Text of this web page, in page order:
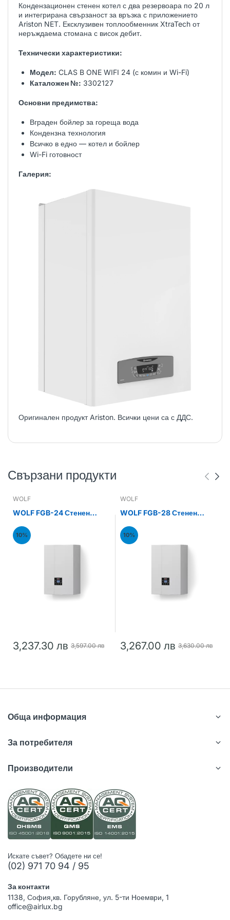
Кондензационен стенен котел с два резервоара по 20 л
и интегрирана свързаност за връзка с приложението
Ariston NET. Ексклузивен топлообменник XtraTech от
неръждаема стомана с висок дебит.
Технически характеристики:
Модел: CLAS B ONE WIFI 24 (с комин и Wi-Fi)
Каталожен №: 3302127
Основни предимства:
Вграден бойлер за гореща вода
Кондензна технология
Всичко в едно — котел и бойлер
Wi-Fi готовност
Галерия:
Оригинален продукт Ariston. Всички цени са с ДДС.
Свързани продукти
WOLF
WOLF FGB-24 Стенен
24kW
10%
3,237.30 лв 3,597.00 лв
WOLF
WOLF FGB-28 Стенен
28kW
10%
3,267.00 лв 3,630.00 лв
Обща информация
За потребителя
Производители
Искате съвет? Обадете ни се!
(02) 971 70 94 / 95
За контакти
1138, София,кв. Горубляне, ул. 5-ти Ноември, 1
office@airlux.bg